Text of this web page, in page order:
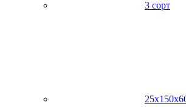
3 сорт